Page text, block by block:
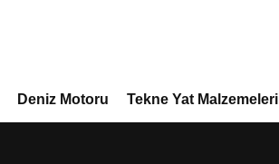
Deniz Motoru Tekne Yat Malzemeleri